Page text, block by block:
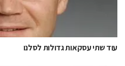
עוד שתי עסקאות גדולות לסלנו